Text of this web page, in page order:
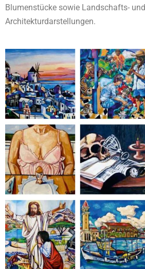
Blumenstücke sowie Landschafts- und
Architekturdarstellungen.